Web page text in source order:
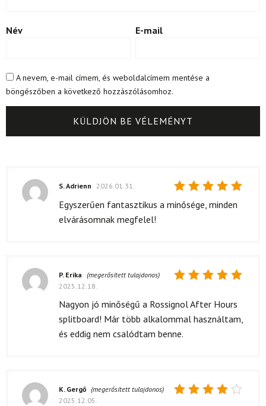
Név E-mail
A nevem, e-mail címem, és weboldalcímem mentése a
böngészőben a következő hozzászólásomhoz.
Értékelés:
/ 5
S. Adrienn 2026.01.31.
Egyszerűen fantasztikus a minősége, minden
elvárásomnak megfelel!
5/ 5
P. Erika (megerősített tulajdonos)
2025.12.18.
Nagyon jó minőségű a Rossignol After Hours
splitboard! Már több alkalommal használtam,
és eddig nem csalódtam benne.
K. Gergő (megerősített tulajdonos)
2025.12.05.